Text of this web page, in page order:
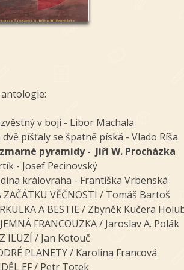
v boji - Libor Machala
dvě píšťaly se špatně píská - Vlado Ríša
pyramidy - Jiří W. Procházka
- Josef Pecinovský
královraha - Františka Vrbenská
ZAČÁTKU VĚČNOSTI / Tomáš Bartoš
A BESTIE / Zbyněk Kučera
FRANCOUZKA / Jaroslav A. Polák
ILUZÍ / Jan Kotouč
PLANETY / Karolina Francová
EF / Petr Totek